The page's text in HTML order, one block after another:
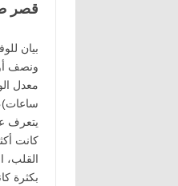
قصر
بيان
ونصف
معدل
يتعرف
كانت
القلب،
بكثرة